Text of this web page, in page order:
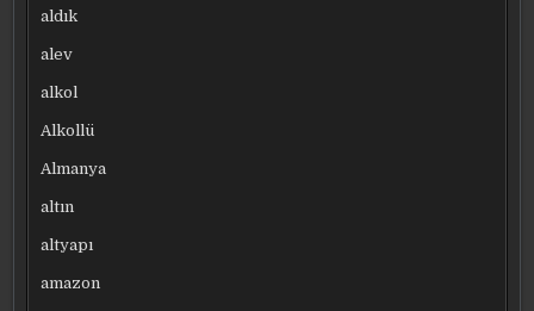
aldık
alev
alkol
Alkollü
Almanya
altın
altyapı
amazon